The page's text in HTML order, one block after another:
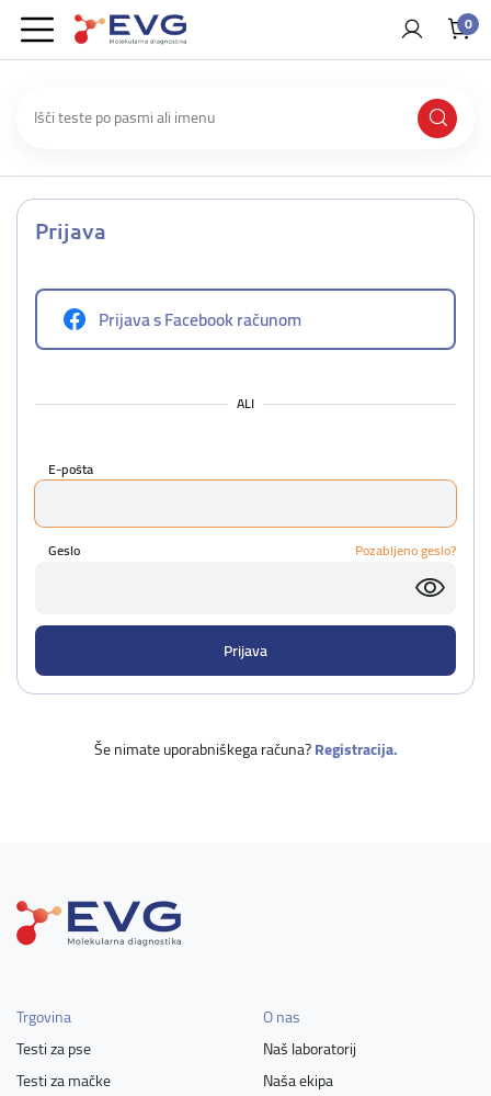
0
Prijava
Prijava s Facebook računom
ALI
E-pošta
Geslo Pozabljeno geslo?
Še nimate uporabniškega računa?Registracija.
Trgovina
Testi za pse
Testi za mačke
O nas
Naš laboratorij
Naša ekipa